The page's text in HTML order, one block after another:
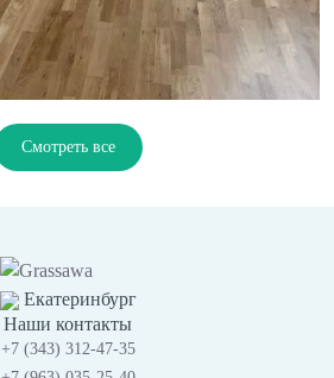
Смотреть все
Екатеринбург
Наши контакты
+7 (343) 312-47-35